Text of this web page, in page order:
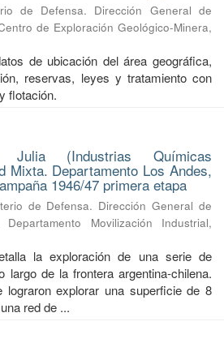
de Defensa. Dirección General de
de Exploración Geológico-Minera,
de ubicación del área geográfica,
reservas, leyes y tratamiento con
flotación.
Julia (Industrias Químicas
Mixta. Departamento Los Andes,
1946/47 primera etapa
de Defensa. Dirección General de
Departamento Movilización Industrial,
la exploración de una serie de
largo de la frontera argentina-chilena.
lograron explorar una superficie de 8
red de ...